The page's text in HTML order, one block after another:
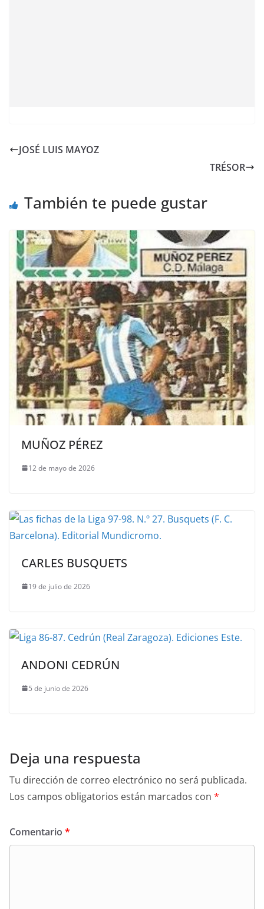
JOSÉ LUIS MAYOZ
TRÉSOR
También te puede gustar
MUÑOZ PÉREZ
12 de mayo de 2026
CARLES BUSQUETS
19 de julio de 2026
ANDONI CEDRÚN
5 de junio de 2026
Deja una respuesta
Tu dirección de correo electrónico no será publicada.
Los campos obligatorios están marcados con *
Comentario *